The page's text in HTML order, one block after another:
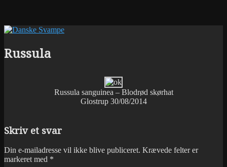
Russula
Russula sanguinea – Blodrød skørhat
Glostrup 30/08/2014
Skriv et svar
Din e-mailadresse vil ikke blive publiceret. Krævede felter er
markeret med *